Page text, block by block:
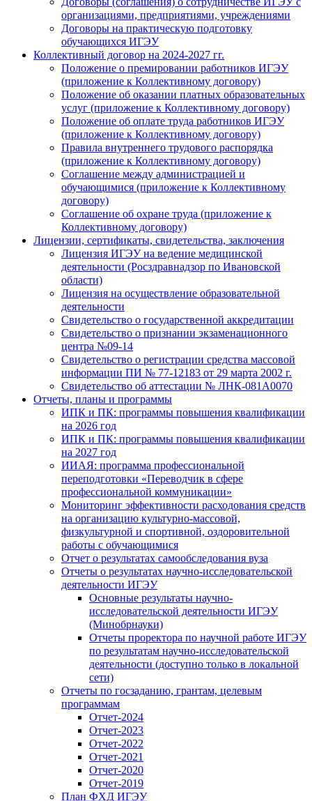
организациями, предприятиями, учреждениями
Договоры на практическую подготовку
обучающихся ИГЭУ
Коллективный договор на 2024-2027 гг.
Положение о премировании работников ИГЭУ
(приложение к Коллективному договору)
Положение об оказании платных образовательных
услуг (приложение к Коллективному договору)
Положение об оплате труда работников ИГЭУ
(приложение к Коллективному договору)
Правила внутреннего трудового распорядка
(приложение к Коллективному договору)
Соглашение между администрацией и
обучающимися (приложение к Коллективному
договору)
Соглашение об охране труда (приложение к
Коллективному договору)
Лицензии, сертификаты, свидетельства, заключения
Лицензия ИГЭУ на ведение медицинской
деятельности (Росздравнадзор по Ивановской
области)
Лицензия на осуществление образовательной
деятельности
Свидетельство о государственной аккредитации
Свидетельство о признании экзаменационного
центра №09-14
Свидетельство о регистрации средства массовой
информации ПИ № 77-12183 от 29 марта 2002 г.
Свидетельство об аттестации № ЛНК-081А0070
Отчеты, планы и программы
ИПК и ПК: программы повышения квалификации
на 2026 год
ИПК и ПК: программы повышения квалификации
на 2027 год
ИИАЯ: программа профессиональной
переподготовки «Переводчик в сфере
профессиональной коммуникации»
Мониторинг эффективности расходования средств
на организацию культурно-массовой,
физкультурной и спортивной, оздоровительной
работы с обучающимися
Отчет о результатах самообследования вуза
Отчеты о результатах научно-исследовательской
деятельности ИГЭУ
Основные результаты научно-
исследовательской деятельности ИГЭУ
(Минобрнауки)
Отчеты проректора по научной работе ИГЭУ
по результатам научно-исследовательской
деятельности (доступно только в локальной
сети)
Отчеты по госзаданию, грантам, целевым
программам
Отчет-2024
Отчет-2023
Отчет-2022
Отчет-2021
Отчет-2020
Отчет-2019
План ФХД ИГЭУ